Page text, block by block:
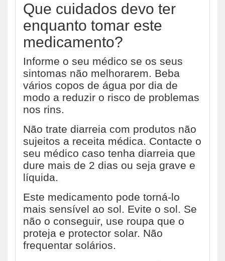
Que cuidados devo ter
enquanto tomar este
medicamento?
Informe o seu médico se os seus
sintomas não melhorarem. Beba
vários copos de água por dia de
modo a reduzir o risco de problemas
nos rins.
Não trate diarreia com produtos não
sujeitos a receita médica. Contacte o
seu médico caso tenha diarreia que
dure mais de 2 dias ou seja grave e
líquida.
Este medicamento pode torná-lo
mais sensível ao sol. Evite o sol. Se
não o conseguir, use roupa que o
proteja e protector solar. Não
frequentar solários.